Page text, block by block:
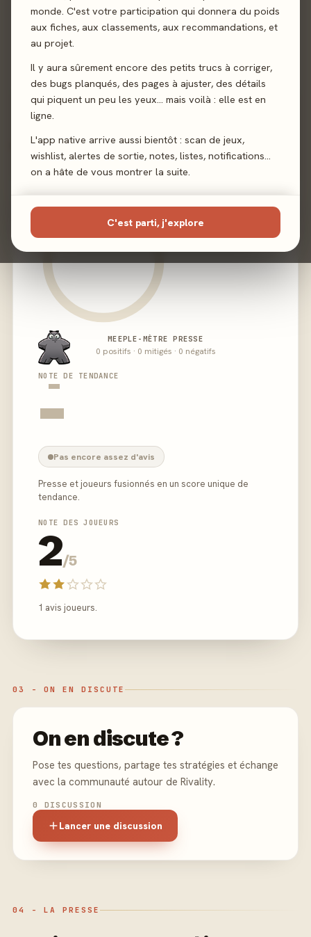
monde. C'est votre participation qui donnera du poids
aux fiches, aux classements, aux recommandations, et
au projet.
Il y aura sûrement encore des petits trucs à corriger,
des bugs planqués, des pages à ajuster, des détails
qui piquent un peu les yeux… mais voilà : elle est en
ligne.
L'app native arrive aussi bientôt : scan de jeux,
wishlist, alertes de sortie, notes, listes, notifications…
on a hâte de vous montrer la suite.
C'est parti, j'explore
Auteur François Bachelart
Illustration
Éditeur Nostromo Editions
02 - LE VERDICT
-
MEEPLE-MÈTRE PRESSE
0 positifs · 0 mitigés · 0 négatifs
NOTE DE TENDANCE
-
Pas encore assez d'avis
Presse et joueurs fusionnés en un score unique de
tendance.
NOTE DES JOUEURS
2/5
1 avis joueurs.
03 - ON EN DISCUTE
On en discute ?
Pose tes questions, partage tes stratégies et échange
avec la communauté autour de Rivality.
0 DISCUSSION
Lancer une discussion
04 - LA PRESSE